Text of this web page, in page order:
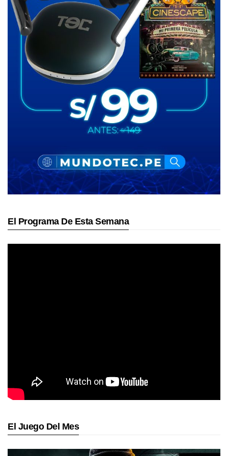
El Programa De Esta Semana
El Juego Del Mes